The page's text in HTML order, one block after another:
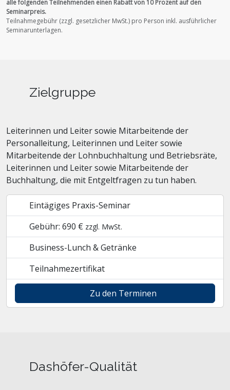
alle folgenden Teilnehmenden einen Rabatt von 10 Prozent auf den
Seminarpreis.
Teilnahmegebühr (zzgl. gesetzlicher MwSt.) pro Person inkl. ausführlicher
Seminarunterlagen.
Zielgruppe
Leiterinnen und Leiter sowie Mitarbeitende der
Personalleitung, Leiterinnen und Leiter sowie
Mitarbeitende der Lohnbuchhaltung und Betriebsräte,
Leiterinnen und Leiter sowie Mitarbeitende der
Buchhaltung, die mit Entgeltfragen zu tun haben.
Eintägiges Praxis-Seminar
Gebühr: 690 € zzgl. MwSt.
Business-Lunch & Getränke
Teilnahmezertifikat
Zu den Terminen
Dashöfer-Qualität